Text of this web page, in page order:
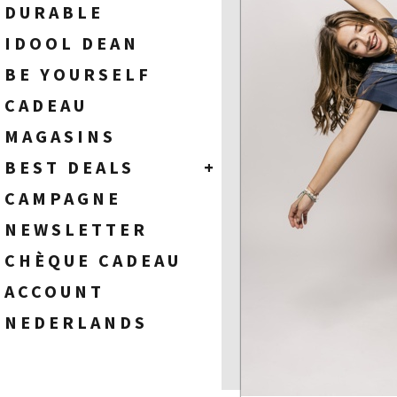
WIDE FIT - HIGH WAIST
FLARE FIT - HIGH WAIST
STRAIGHT FIT - HIGH WAIST
SLIM FIT - HIGH WAIST
SKINNY FIT - HIGH WAIST
CHAUSSETTES
HOMME
FEMME
DURABLE
IDOOL DEAN
BE YOURSELF
CADEAU
MAGASINS
BEST DEALS
+
HOMME
FEMME
CAMPAGNE
NEWSLETTER
CHÈQUE CADEAU
ACCOUNT
NEDERLANDS